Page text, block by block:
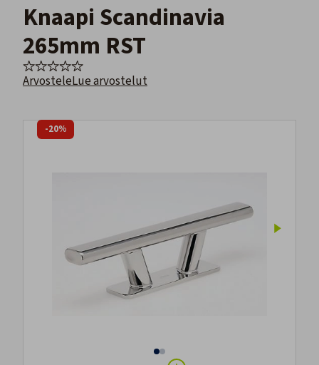
Knaapi Scandinavia
265mm RST
ArvosteleLue arvostelut
-20%